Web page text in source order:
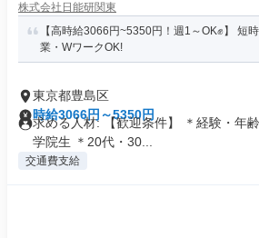
株式会社日能研関東
【高時給3066円~5350円！週1～OK✊】 短
業・WワークOK!
東京都豊島区
時給3066円～5350円
求める人材: 【歓迎条件】 ＊経験・年
学院生 ＊20代・30...
交通費支給